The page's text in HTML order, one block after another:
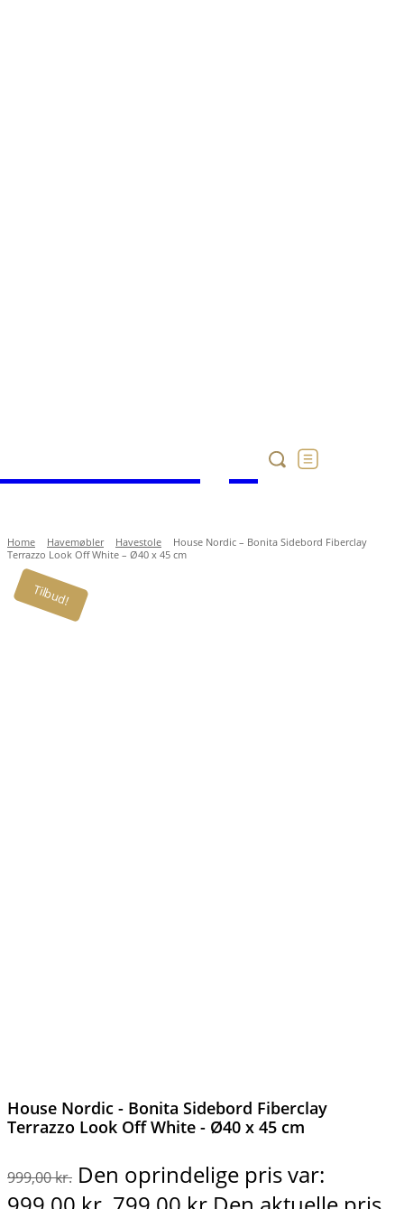
Home Havemøbler Havestole
House Nordic – Bonita Sidebord Fiberclay
Terrazzo Look Off White – Ø40 x 45 cm
Tilbud!
House Nordic - Bonita Sidebord Fiberclay
Terrazzo Look Off White - Ø40 x 45 cm
999,00kr. Den oprindelige pris var: